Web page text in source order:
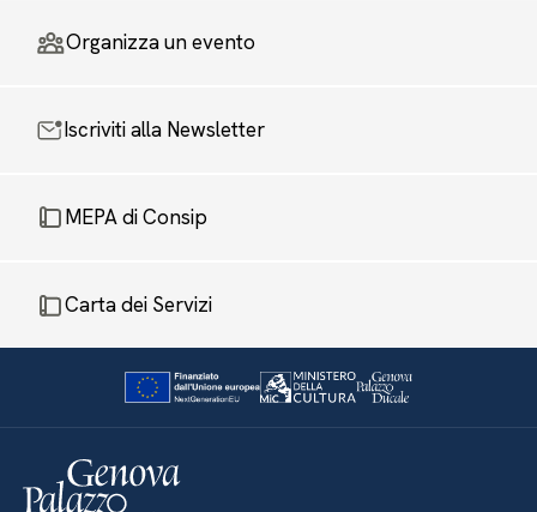
Organizza un evento
Iscriviti alla Newsletter
MEPA di Consip
Carta dei Servizi